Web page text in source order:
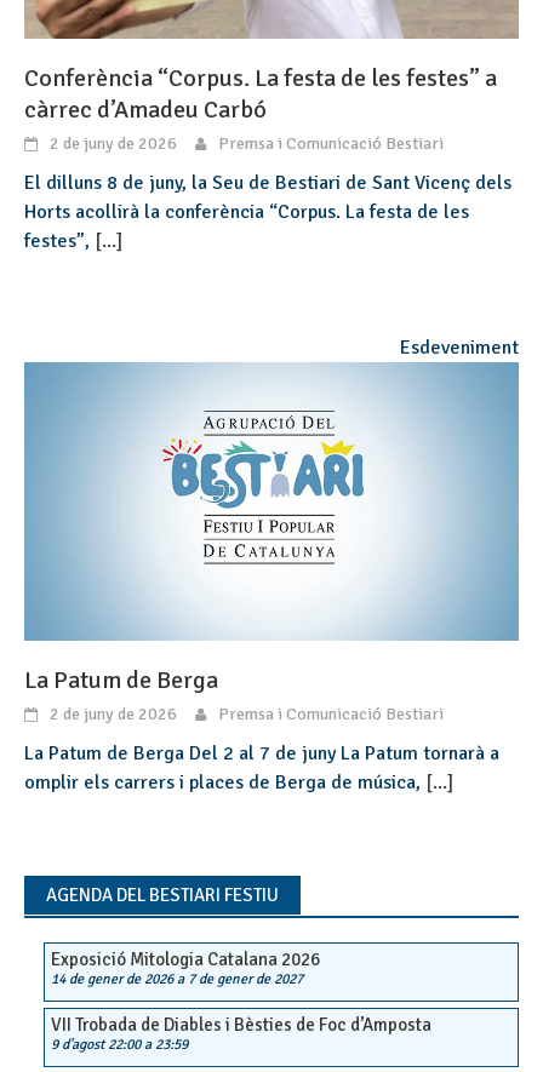
Conferència “Corpus. La festa de les festes” a
càrrec d’Amadeu Carbó
2 de juny de 2026 Premsa i Comunicació Bestiari
El dilluns 8 de juny, la Seu de Bestiari de Sant Vicenç dels
Horts acollirà la conferència “Corpus. La festa de les
festes”, [...]
Esdeveniment
La Patum de Berga
2 de juny de 2026 Premsa i Comunicació Bestiari
La Patum de Berga Del 2 al 7 de juny La Patum tornarà a
omplir els carrers i places de Berga de música, [...]
AGENDA DEL BESTIARI FESTIU
Exposició Mitologia Catalana 2026
14 de gener de 2026a 7 de gener de 2027
VII Trobada de Diables i Bèsties de Foc d’Amposta
9 d'agost 22:00a 23:59